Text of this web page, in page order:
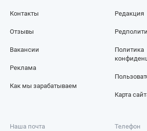
Контакты
Отзывы
Редакция
Вакансии
Реклама
Как мы зарабатываем
Политика
Карта
Наша почта Телефон